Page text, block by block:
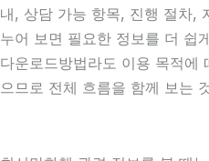
내, 상담 가능 항목, 진행 절차,
누어 보면 필요한 정보를 더 쉽
다운로드방법라도 이용 목적에
으므로 전체 흐름을 함께 보는